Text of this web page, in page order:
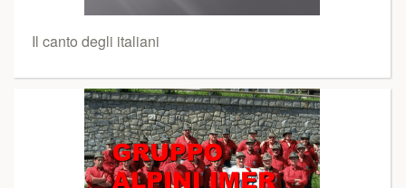
Il canto degli italiani